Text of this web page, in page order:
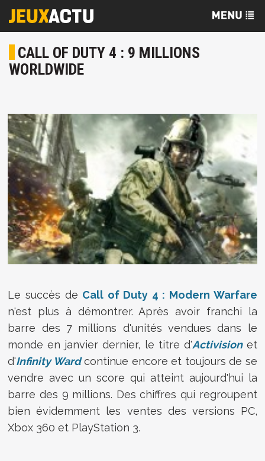
CALL OF DUTY 4 : 9 MILLIONS
WORLDWIDE
Le succès de Call of Duty 4 : Modern Warfare
n'est plus à démontrer. Après avoir franchi la
barre des 7 millions d'unités vendues dans le
monde en janvier dernier, le titre d'Activisionet
d'Infinity Wardcontinue encore et toujours de se
vendre avec un score qui atteint aujourd'hui la
barre des 9 millions. Des chiffres qui regroupent
bien évidemment les ventes des versions PC,
Xbox 360 et PlayStation 3.